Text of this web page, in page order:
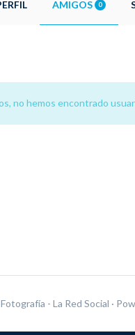
AMIGOS 0
no hemos encontrado
- La Red Social ·